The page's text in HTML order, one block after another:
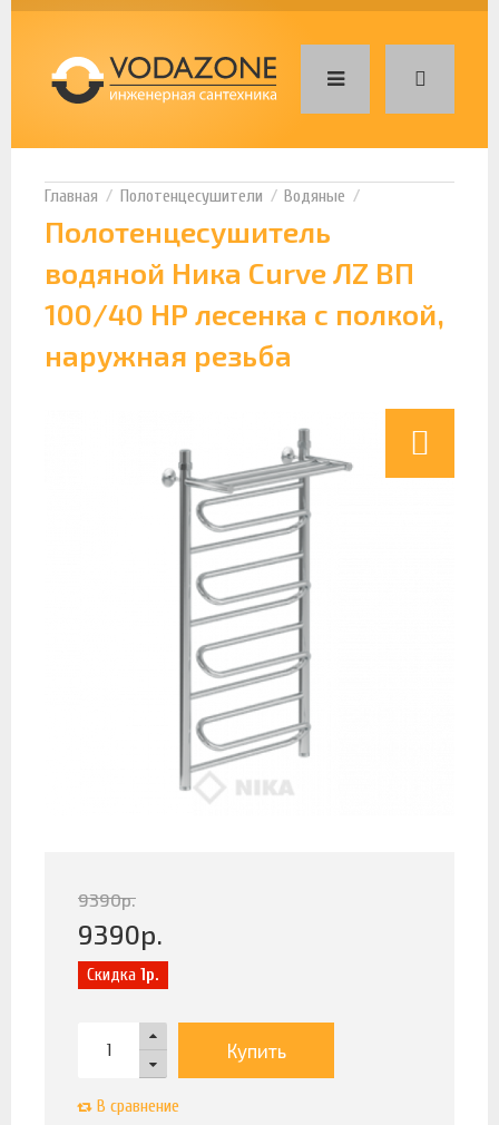
Полотенцесушители Водяные
Полотенцесушитель
водяной Ника Curve ЛZ ВП
100/40 НР лесенка с полкой,
наружная резьба
9390р.
9390р.
Скидка 1р.
Купить
В сравнение